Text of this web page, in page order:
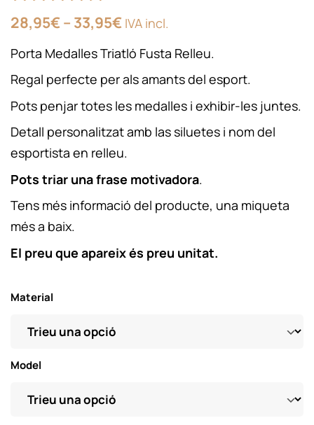
28,95€– 33,95€Interval
preus:
28,95€
a
IVA incl.
Porta Medalles Triatló Fusta Relleu.
Regal perfecte per als amants del esport.
Pots penjar totes les medalles i exhibir-les juntes.
Detall personalitzat amb las siluetes i nom del
esportista en relleu.
Pots triar una frase motivadora.
Tens més informació del producte, una miqueta
més a baix.
El preu que apareix és preu unitat.
Material
Model